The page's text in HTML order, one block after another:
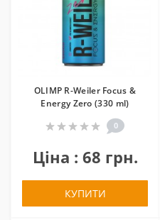
OLIMP R-Weiler Focus &
Energy Zero (330 ml)
0
Ціна : 68 грн.
КУПИТИ